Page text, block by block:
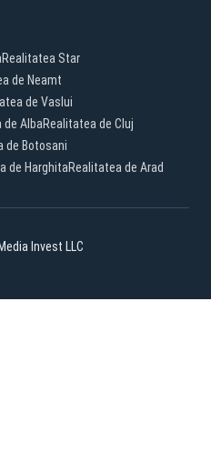
Realitatea Star
de Neamt
de Vaslui
de AlbaRealitatea de Cluj
de Botosani
de HarghitaRealitatea de Arad
Invest LLC